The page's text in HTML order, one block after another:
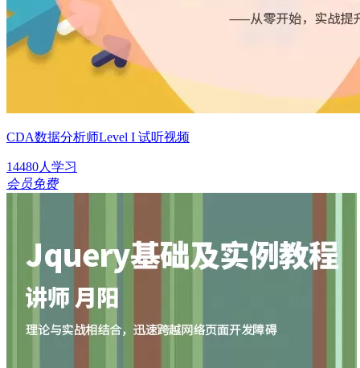
CDA数据分析师Level I 试听视频
14480人学习
会员免费